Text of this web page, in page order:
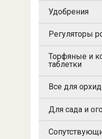
Удобрения
Регуляторы
Торфяные и
таблетки
Все для
Для сада и